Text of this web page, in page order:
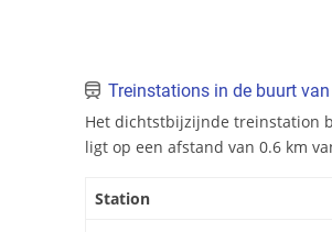
Treinstations in de buurt
Het dichtstbijzijnde treinstation
ligt op een afstand van 0.6 km
Station